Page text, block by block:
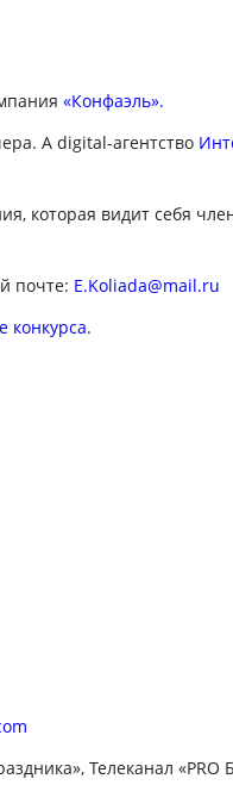
«Конфаэль».
А digital-агентство
которая видит себя
почте: E.Koliada@mail.ru
конкурса.
Телеканал «PRO